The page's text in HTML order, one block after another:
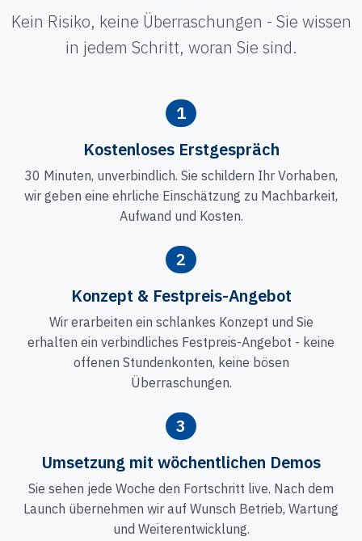
Kein Risiko, keine Überraschungen - Sie wissen
in jedem Schritt, woran Sie sind.
1
Kostenloses Erstgespräch
30 Minuten, unverbindlich. Sie schildern Ihr Vorhaben,
wir geben eine ehrliche Einschätzung zu Machbarkeit,
Aufwand und Kosten.
2
Konzept & Festpreis-Angebot
Wir erarbeiten ein schlankes Konzept und Sie
erhalten ein verbindliches Festpreis-Angebot - keine
offenen Stundenkonten, keine bösen
Überraschungen.
3
Umsetzung mit wöchentlichen Demos
Sie sehen jede Woche den Fortschritt live. Nach dem
Launch übernehmen wir auf Wunsch Betrieb, Wartung
und Weiterentwicklung.